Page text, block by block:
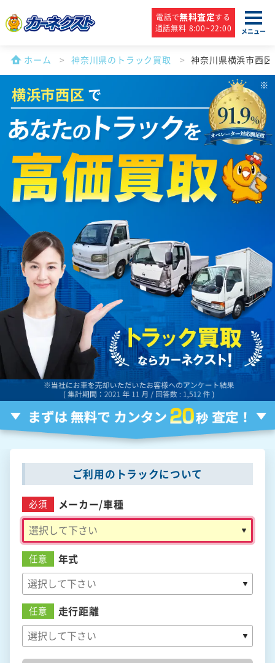
電話で無料査定する
通話無料 8:00~22:00
メニュー
ホーム 神奈川県のトラック買取 神奈川県横浜市西
横浜市西区 で
ご利用のトラックについて
必須 メーカー/車種
任意 年式
任意 走行距離